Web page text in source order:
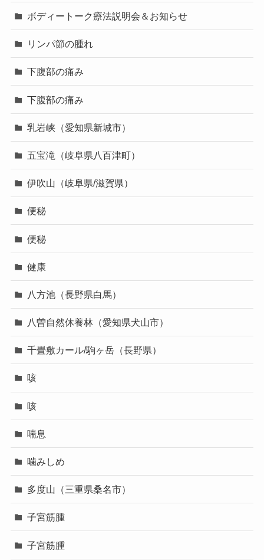
ボディートーク療法説明会＆お知らせ
リンパ節の腫れ
下腹部の痛み
下腹部の痛み
乳岩峡（愛知県新城市）
五宝滝（岐阜県八百津町）
伊吹山（岐阜県/滋賀県）
便秘
便秘
健康
八方池（長野県白馬）
八曽自然休養林（愛知県犬山市）
千畳敷カール/駒ヶ岳（長野県）
咳
咳
喘息
噛みしめ
多度山（三重県桑名市）
子宮筋腫
子宮筋腫